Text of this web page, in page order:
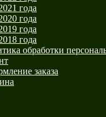
года
года
года
года
обработки
заказа